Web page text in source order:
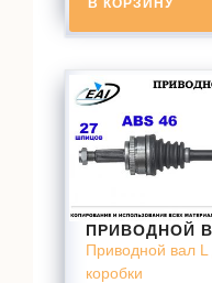
В КОРЗИНУ
ПРИВОДНОЙ
Приводной вал
коробки